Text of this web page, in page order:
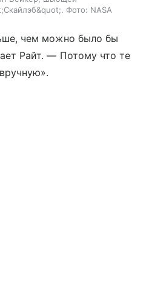
Фото: NASA
чем можно было бы
Райт. — Потому что те